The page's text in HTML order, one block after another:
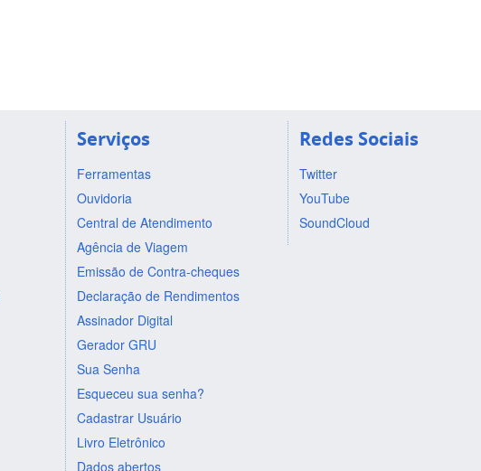
Serviços
Ferramentas
Ouvidoria
Central de Atendimento
Agência de Viagem
Emissão de Contra-cheques
Declaração de Rendimentos
Assinador Digital
Gerador GRU
Sua Senha
Esqueceu sua senha?
Cadastrar Usuário
Livro Eletrônico
Dados abertos
Redes Sociais
Twitter
YouTube
SoundCloud